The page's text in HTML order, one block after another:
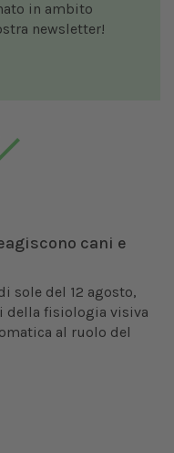
in ambito
newsletter!
cani e
sole del 12 agosto,
della fisiologia visiva
al ruolo del